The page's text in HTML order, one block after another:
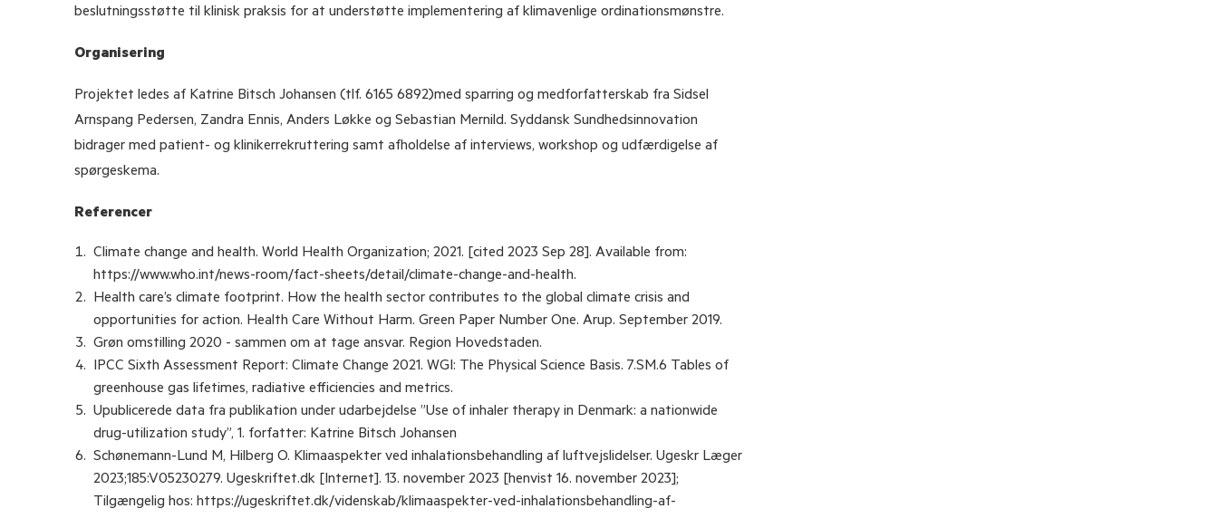
beslutningsstøtte til klinisk praksis for at understøtte implementering af klimavenlige ordinationsmønstre.
Organisering
Projektet ledes af Katrine Bitsch Johansen (tlf. 6165 6892)med sparring og medforfatterskab fra Sidsel
Arnspang Pedersen, Zandra Ennis, Anders Løkke og Sebastian Mernild. Syddansk Sundhedsinnovation
bidrager med patient- og klinikerrekruttering samt afholdelse af interviews, workshop og udfærdigelse af
spørgeskema.
Referencer
Climate change and health. World Health Organization; 2021. [cited 2023 Sep 28]. Available from:
https://www.who.int/news-room/fact-sheets/detail/climate-change-and-health.
Health care’s climate footprint. How the health sector contributes to the global climate crisis and
opportunities for action. Health Care Without Harm. Green Paper Number One. Arup. September 2019.
Grøn omstilling 2020 - sammen om at tage ansvar. Region Hovedstaden.
IPCC Sixth Assessment Report: Climate Change 2021. WGI: The Physical Science Basis. 7.SM.6 Tables of
greenhouse gas lifetimes, radiative efficiencies and metrics.
Upublicerede data fra publikation under udarbejdelse ”Use of inhaler therapy in Denmark: a nationwide
drug-utilization study”, 1. forfatter: Katrine Bitsch Johansen
Schønemann-Lund M, Hilberg O. Klimaaspekter ved inhalationsbehandling af luftvejslidelser. Ugeskr Læger
2023;185:V05230279. Ugeskriftet.dk [Internet]. 13. november 2023 [henvist 16. november 2023];
Tilgængelig hos: https://ugeskriftet.dk/videnskab/klimaaspekter-ved-inhalationsbehandling-af-